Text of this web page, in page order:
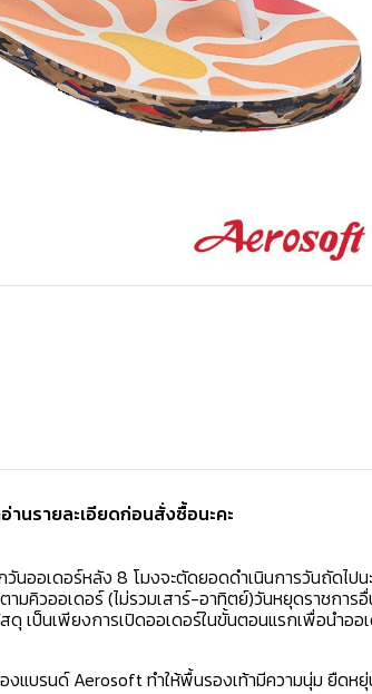
นรายละเอียดก่อนสั่งซื้อนะคะ️
ออเดอร์หลัง 8 โมงจะตัดยอดดำเนินการวันถัดไปน
ามคิวออเดอร์ (ไม่รวมเสาร์-อาทิตย์)วันหยุดราชการ
เป็นเพียงการเปิดออเดอร์ในขั้นตอนแรกเพื่อนำ
แบรนด์ Aerosoft ทำให้พื้นรองเท้ามีความนุ่ม ยืดห